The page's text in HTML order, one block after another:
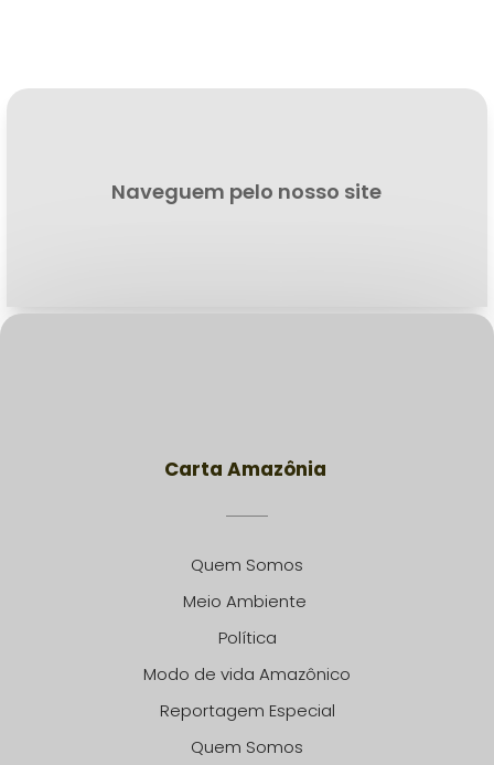
Naveguem pelo nosso site
Carta Amazônia
Quem Somos
Meio Ambiente
Política
Modo de vida Amazônico
Reportagem Especial
Quem Somos